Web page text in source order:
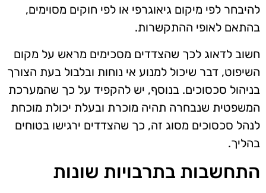
להיבחר לפי מיקום גיאוגרפי או לפי חוקים מסוימים,
בהתאם לאופי ההתקשרות.
חשוב לדאוג לכך שהצדדים מסכימים מראש על מקום
השיפוט, דבר שיכול למנוע אי נוחות ובלבול בעת הצורך
בניהול סכסוכים. בנוסף, יש להקפיד על כך שהמערכת
המשפטית שנבחרה תהיה מוכרת ובעלת יכולת מוכחת
לנהל סכסוכים מסוג זה, כך שהצדדים ירגישו בטוחים
בהליך.
התחשבות בתרבויות שונות